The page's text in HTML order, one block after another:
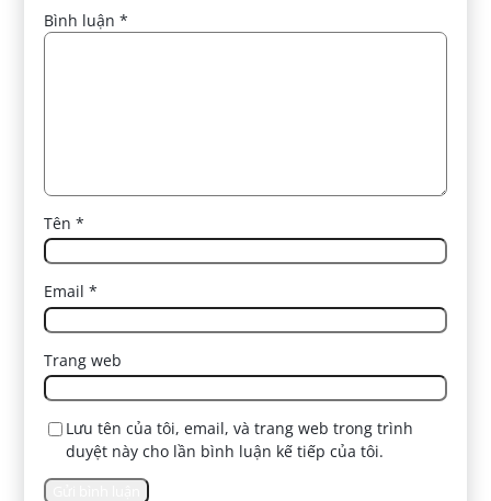
Bình luận*
Tên*
Email*
Trang web
Lưu tên của tôi, email, và trang web trong trình
duyệt này cho lần bình luận kế tiếp của tôi.